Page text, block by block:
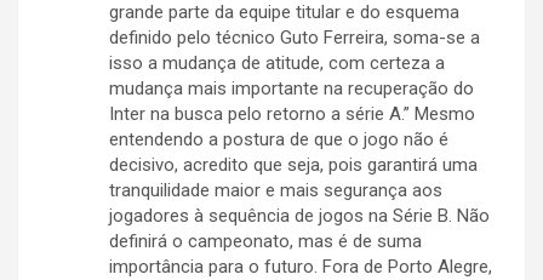
grande parte da equipe titular e do esquema
definido pelo técnico Guto Ferreira, soma-se a
isso a mudança de atitude, com certeza a
mudança mais importante na recuperação do
Inter na busca pelo retorno a série A.” Mesmo
entendendo a postura de que o jogo não é
decisivo, acredito que seja, pois garantirá uma
tranquilidade maior e mais segurança aos
jogadores à sequência de jogos na Série B. Não
definirá o campeonato, mas é de suma
importância para o futuro. Fora de Porto Alegre,